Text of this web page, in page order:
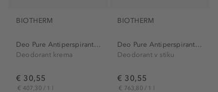
BIOTHERM
Deo Pure Antiperspirant Cream
Deodorant krema
€ 30,55
€ 407,30 / 1 l
BIOTHERM
Deo Pure Antiperspirant Stick
Deodorant v stiku
€ 30,55
€ 763,80 / 1 l